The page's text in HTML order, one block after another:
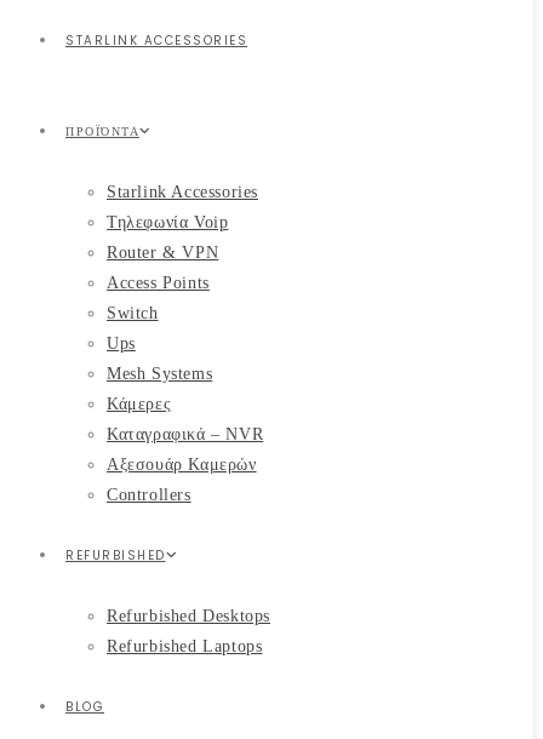
STARLINK ACCESSORIES
ΠΡΟΪΌΝΤΑ
Starlink Accessories
Τηλεφωνία Voip
Router & VPN
Access Points
Switch
Ups
Mesh Systems
Κάμερες
Καταγραφικά – NVR
Αξεσουάρ Καμερών
Controllers
REFURBISHED
Refurbished Desktops
Refurbished Laptops
BLOG